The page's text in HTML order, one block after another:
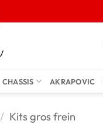
CHASSIS AKRAPOVIC
/ Kits gros frein